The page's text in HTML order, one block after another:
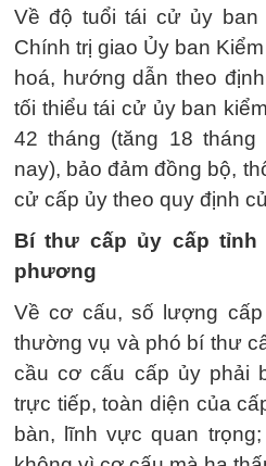
Về độ tuổi tái cử ủy ban
Chính trị giao Ủy ban
hoá, hướng dẫn theo
tối thiểu tái cử ủy ban
42 tháng (tăng 18
nay), bảo đảm đồng bộ,
cử cấp ủy theo quy định
Bí thư cấp ủy cấp
phương
Về cơ cấu, số lượng
thường vụ và phó bí thư
cầu cơ cấu cấp ủy phải
trực tiếp, toàn diện của
bàn, lĩnh vực quan